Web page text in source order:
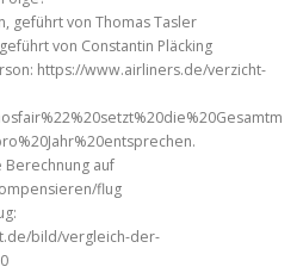
geführt von Thomas Tasler
von Constantin Pläcking
https://www.airliners.de/verzicht-
Berechnung auf
flug
bild/vergleich-der-